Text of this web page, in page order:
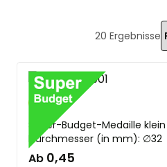
20 Ergebnisse
GoldSilberBronze
Super-Budget-Medaille
Durchmesser (in mm): ∅32
Ab 0,45